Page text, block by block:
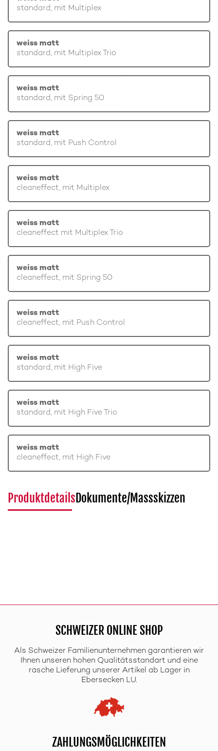
standard, mit Multiplex
weiss matt
standard, mit Multiplex Trio
weiss matt
standard, mit Spring 50
weiss matt
standard, mit Push Control
weiss matt
cleaneffect, mit Multiplex
weiss matt
cleaneffect mit Multiplex Trio
weiss matt
cleaneffect, mit Spring 50
weiss matt
cleaneffect, mit Push Control
weiss matt
standard, mit High Five
weiss matt
standard, mit High Five Trio
weiss matt
cleaneffect, mit High Five
ProduktdetailsDokumente/Massskizzen
SCHWEIZER ONLINE SHOP
Als Schweizer Familienunternehmen garantieren wir
Ihnen unseren hohen Qualitätsstandart und eine
rasche Lieferung unserer Artikel ab Lager in
Ebersecken LU.
ZAHLUNGSMÖGLICHKEITEN